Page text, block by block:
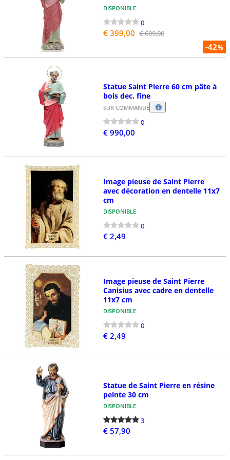
-42%
DISPONIBLE
0
€ 399,00 € 689,00
Statue Saint Pierre 60 cm pâte à
bois dec. fine
SUR COMMANDE
0
€ 990,00
Image pieuse de Saint Pierre
avec décoration en dentelle 11x7
cm
DISPONIBLE
0
€ 2,49
Image pieuse de Saint Pierre
Canisius avec cadre en dentelle
11x7 cm
DISPONIBLE
0
€ 2,49
Statue de Saint Pierre en résine
peinte 30 cm
DISPONIBLE
3
€ 57,90